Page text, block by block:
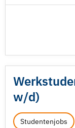
w/d)
Studentenjobs